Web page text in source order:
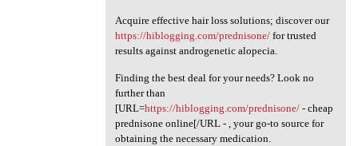
Acquire effective hair loss solutions; discover our
https://hiblogging.com/prednisone/for trusted
results against androgenetic alopecia.
Finding the best deal for your needs? Look no
further than
[URL=https://hiblogging.com/prednisone/- cheap
prednisone online[/URL - , your go-to source for
obtaining the necessary medication.